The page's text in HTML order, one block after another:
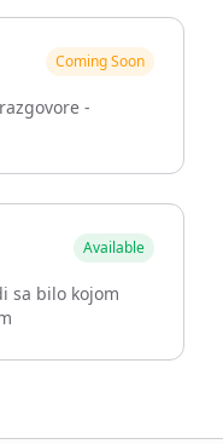
Coming Soon
-
Available
sa bilo kojom